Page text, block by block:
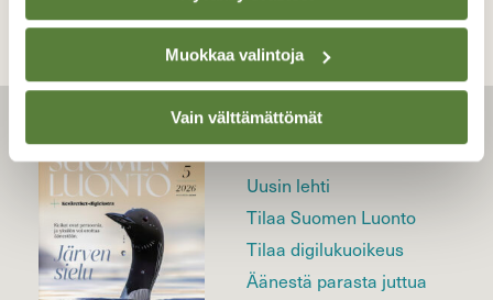
Muokkaa valintoja
Vain välttämättömät
LEHTI
Uusin lehti
Tilaa Suomen Luonto
Tilaa digilukuoikeus
Äänestä parasta juttua